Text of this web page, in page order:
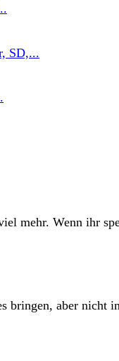
mehr. Wenn ihr
bringen, aber nicht